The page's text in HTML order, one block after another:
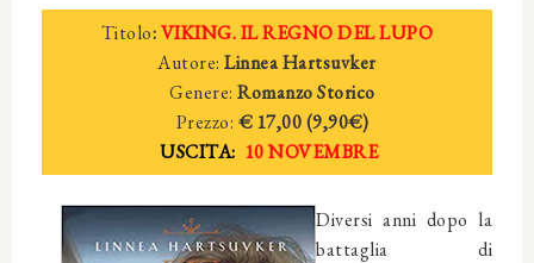
Titolo:VIKING. IL REGNO DEL LUPO
Autore:Linnea Hartsuvker
Genere: Romanzo Storico
Prezzo: € 17,00 (9,90€)
USCITA: 10 NOVEMBRE
Diversi anni dopo la
battaglia di